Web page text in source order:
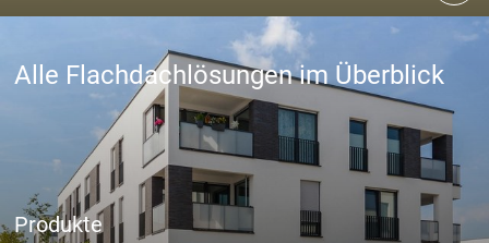
Alle Flachdachlösungen im Überblick
Produkte